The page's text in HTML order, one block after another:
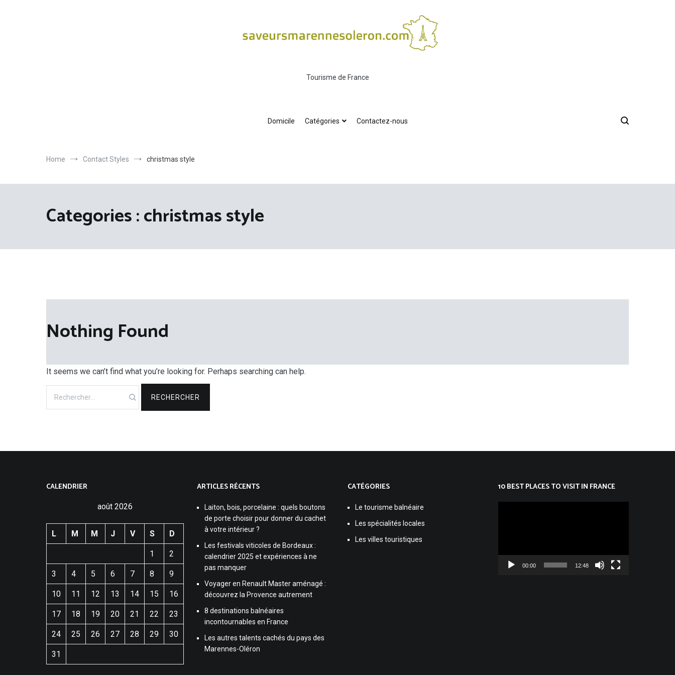
Tourisme de France
Domicile Catégories Contactez-nous
Home Contact Styles christmas style
Categories :christmas style
Nothing Found
It seems we can’t find what you’re looking for. Perhaps searching can help.
Rechercher :
CALENDRIER
août 2026
L M M J V S D
1 2
3 4 5 6 7 8 9
10 11 12 13 14 15 16
17 18 19 20 21 22 23
24 25 26 27 28 29 30
31
ARTICLES RÉCENTS
Laiton, bois, porcelaine : quels boutons
de porte choisir pour donner du cachet
à votre intérieur ?
Les festivals viticoles de Bordeaux :
calendrier 2025 et expériences à ne
pas manquer
Voyager en Renault Master aménagé :
découvrez la Provence autrement
8 destinations balnéaires
incontournables en France
Les autres talents cachés du pays des
Marennes-Oléron
CATÉGORIES
Le tourisme balnéaire
Les spécialités locales
Les villes touristiques
10 BEST PLACES TO VISIT IN FRANCE
00:00 12:48